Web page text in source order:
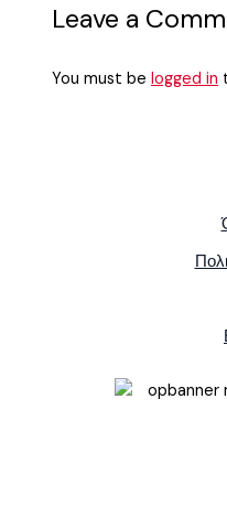
Leave a
You must belogged in